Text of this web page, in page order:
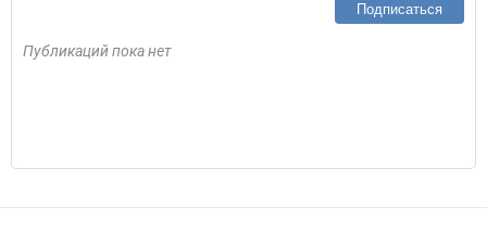
Подписаться
Публикаций пока нет